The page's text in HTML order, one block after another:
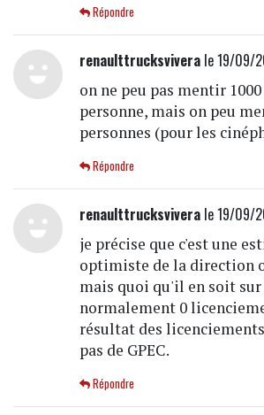
Répondre
renaulttrucksviverale 19/09/
on ne peu pas mentir
personne, mais on peu
personnes (pour les
Répondre
renaulttrucksviverale 19/09/
je précise que c'est une
optimiste de la direction
mais quoi qu'il en soit sur
normalement 0
résultat des
pas de GPEC.
Répondre